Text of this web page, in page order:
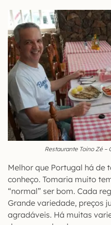
Restaurante Toino Zé –
Melhor que Portugal há de
conheço. Tomaria muito
“normal” ser bom. Cada
Grande variedade, preços
agradáveis. Há muitas